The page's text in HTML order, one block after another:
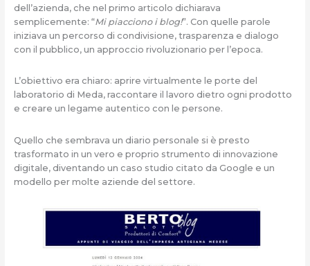
dell’azienda, che nel primo articolo dichiarava
semplicemente: “Mi piacciono i blog!”. Con quelle parole
iniziava un percorso di condivisione, trasparenza e dialogo
con il pubblico, un approccio rivoluzionario per l’epoca.
L’obiettivo era chiaro: aprire virtualmente le porte del
laboratorio di Meda, raccontare il lavoro dietro ogni prodotto
e creare un legame autentico con le persone.
Quello che sembrava un diario personale si è presto
trasformato in un vero e proprio strumento di innovazione
digitale, diventando un caso studio citato da Google e un
modello per molte aziende del settore.